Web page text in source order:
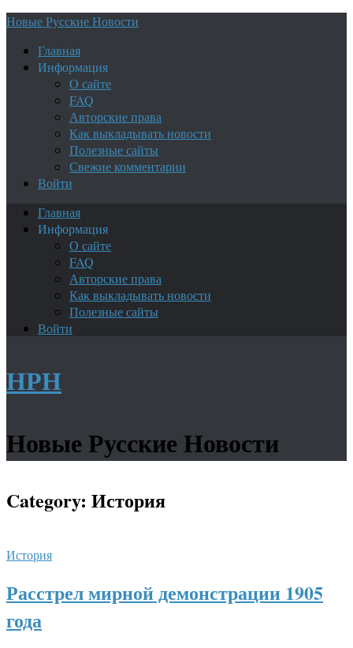
Новые Русские Новости
Главная
Информация
О сайте
FAQ
Авторские права
Как выкладывать новости
Полезные сайты
Свежие комментарии
Войти
Главная
Информация
О сайте
FAQ
Авторские права
Как выкладывать новости
Полезные сайты
Войти
НРН
Новые Русские Новости
Category: История
История
Расстрел мирной демонстрации 1905
года